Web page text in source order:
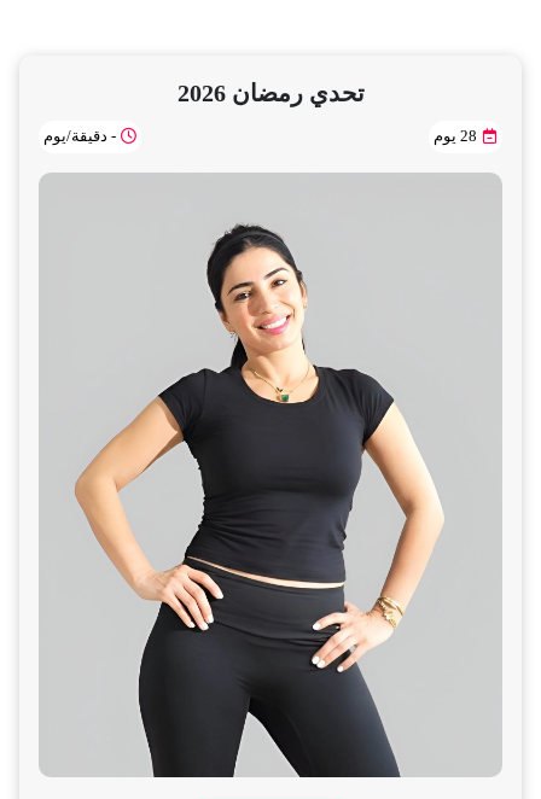
تحدي رمضان 2026
28 يوم - دقيقة/يوم